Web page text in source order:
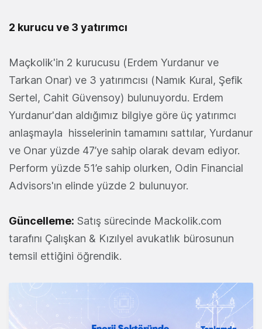
2 kurucu ve 3 yatırımcı
Maçkolik'in 2 kurucusu (Erdem Yurdanur ve
Tarkan Onar) ve 3 yatırımcısı (Namık Kural, Şefik
Sertel, Cahit Güvensoy) bulunuyordu. Erdem
Yurdanur'dan aldığımız bilgiye göre üç yatırımcı
anlaşmayla hisselerinin tamamını sattılar, Yurdanur
ve Onar yüzde 47’ye sahip olarak devam ediyor.
Perform yüzde 51’e sahip olurken, Odin Financial
Advisors'ın elinde yüzde 2 bulunuyor.
Güncelleme: Satış sürecinde Mackolik.com
tarafını Çalışkan & Kızılyel avukatlık bürosunun
temsil ettiğini öğrendik.